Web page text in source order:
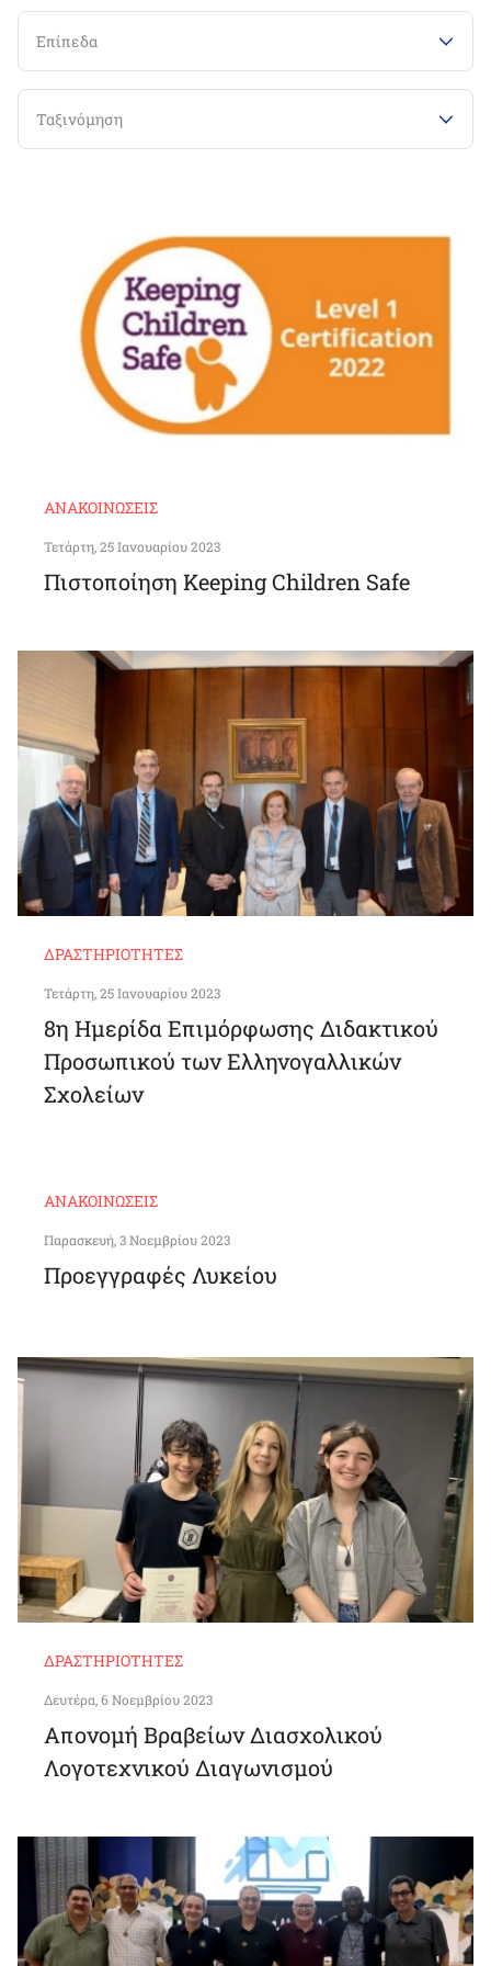
Επίπεδα
Ταξινόμηση
ΑΝΑΚΟΙΝΏΣΕΙΣ
Τετάρτη, 25 Ιανουαρίου 2023
Πιστοποίηση Keeping Children Safe
ΔΡΑΣΤΗΡΙΌΤΗΤΕΣ
Τετάρτη, 25 Ιανουαρίου 2023
8η Ημερίδα Επιμόρφωσης Διδακτικού
Προσωπικού των Ελληνογαλλικών
Σχολείων
ΑΝΑΚΟΙΝΏΣΕΙΣ
Παρασκευή, 3 Νοεμβρίου 2023
Προεγγραφές Λυκείου
ΔΡΑΣΤΗΡΙΌΤΗΤΕΣ
Δευτέρα, 6 Νοεμβρίου 2023
Απονομή Βραβείων Διασχολικού
Λογοτεχνικού Διαγωνισμού